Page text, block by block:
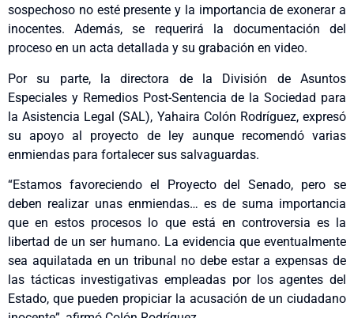
sospechoso no esté presente y la importancia de exonerar a
inocentes. Además, se requerirá la documentación del
proceso en un acta detallada y su grabación en video.
Por su parte, la directora de la División de Asuntos
Especiales y Remedios Post-Sentencia de la Sociedad para
la Asistencia Legal (SAL), Yahaira Colón Rodríguez, expresó
su apoyo al proyecto de ley aunque recomendó varias
enmiendas para fortalecer sus salvaguardas.
“Estamos favoreciendo el Proyecto del Senado, pero se
deben realizar unas enmiendas… es de suma importancia
que en estos procesos lo que está en controversia es la
libertad de un ser humano. La evidencia que eventualmente
sea aquilatada en un tribunal no debe estar a expensas de
las tácticas investigativas empleadas por los agentes del
Estado, que pueden propiciar la acusación de un ciudadano